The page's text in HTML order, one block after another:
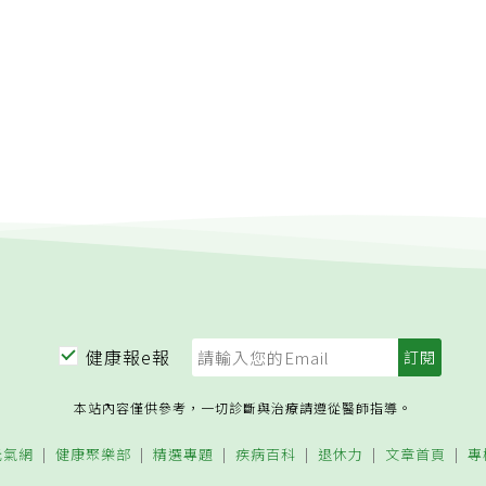
健康報e報
本站內容僅供參考，一切診斷與治療請遵從醫師指導。
網 健康聚樂部 精選專題 疾病百科 退休力 文章首頁